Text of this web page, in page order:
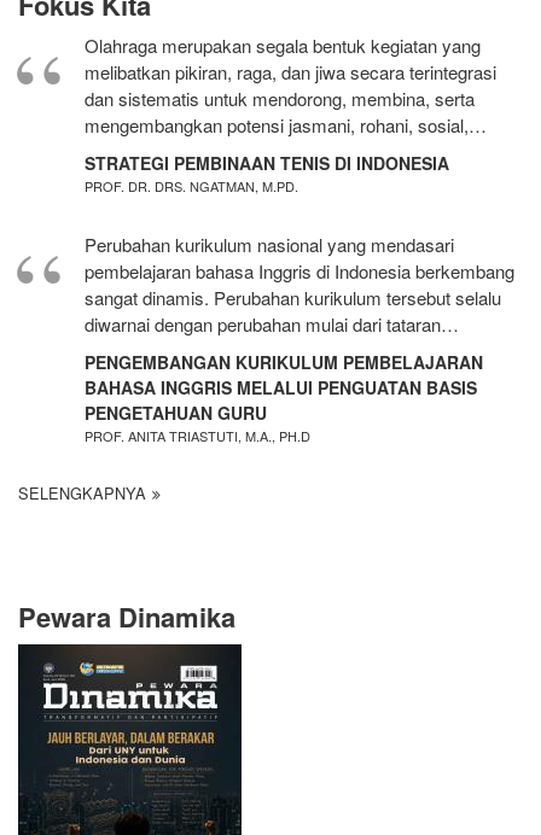
Olahraga merupakan segala bentuk kegiatan yang
melibatkan pikiran, raga, dan jiwa secara terintegrasi
dan sistematis untuk mendorong, membina, serta
mengembangkan potensi jasmani, rohani, sosial,…
STRATEGI PEMBINAAN TENIS DI INDONESIA
PROF. DR. DRS. NGATMAN, M.PD.
Perubahan kurikulum nasional yang mendasari
pembelajaran bahasa Inggris di Indonesia berkembang
sangat dinamis. Perubahan kurikulum tersebut selalu
diwarnai dengan perubahan mulai dari tataran…
PENGEMBANGAN KURIKULUM PEMBELAJARAN
BAHASA INGGRIS MELALUI PENGUATAN BASIS
PENGETAHUAN GURU
PROF. ANITA TRIASTUTI, M.A., PH.D
SELENGKAPNYA
Pewara Dinamika